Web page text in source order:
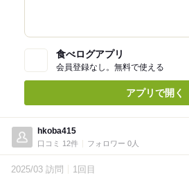
食べログアプリ
会員登録なし。無料で使える
アプリで開く
hkoba415
口コミ 12件 フォロワー 0人
2025/03 訪問 1回目